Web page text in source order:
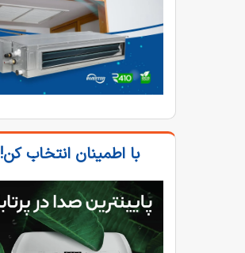
با اطمینان انتخاب کن!